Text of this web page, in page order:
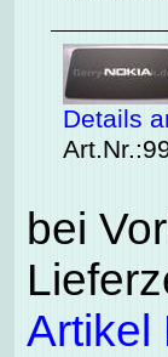
Details
bei
Artikel